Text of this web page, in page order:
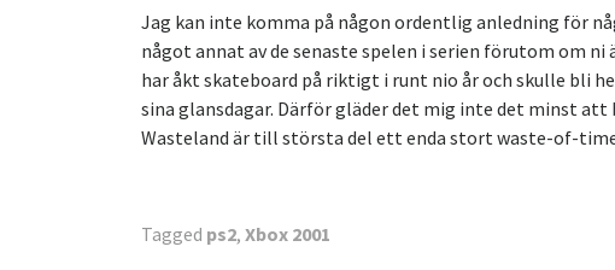
Jag kan inte komma på någon ordentlig anledning för
något annat av de senaste spelen i serien förutom om
har åkt skateboard på riktigt i runt nio år och skulle bli
sina glansdagar. Därför gläder det mig inte det minst att
Wasteland är till största del ett enda stort waste-of-
Tagged ps2, Xbox 2001